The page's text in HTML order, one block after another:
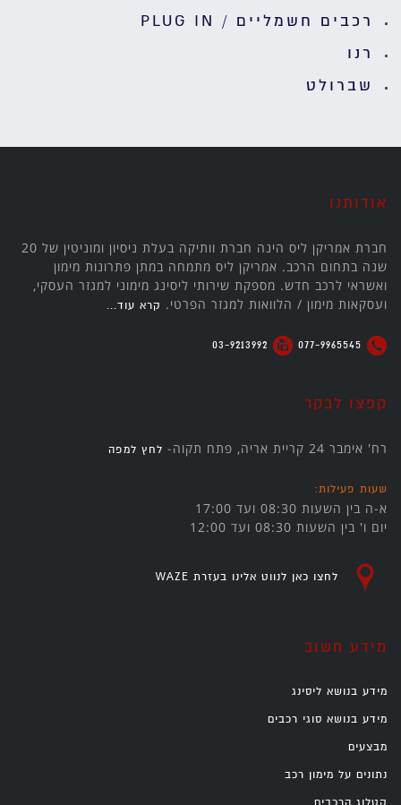
רכבים חשמליים / PLUG IN
רנו
שברולט
אודותנו
חברת אמריקן ליס הינה חברת וותיקה בעלת ניסיון ומוניטין של 20
שנה בתחום הרכב. אמריקן ליס מתמחה במתן פתרונות מימון
ואשראי לרכב חדש. מספקת שירותי ליסינג מימוני למגזר העסקי,
ועסקאות מימון / הלוואות למגזר הפרטי. קרא עוד...
קפצו לבקר
רח' אימבר 24 קריית אריה, פתח תקוה- לחץ למפה
שעות פעילות:
א-ה בין השעות 08:30 ועד 17:00
יום ו' בין השעות 08:30 ועד 12:00
לחצו כאן לנווט אלינו בעזרת WAZE
מידע חשוב
מידע בנושא ליסינג
מידע בנושא סוגי רכבים
מבצעים
נתונים על מימון רכב